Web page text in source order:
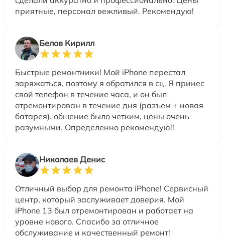
приятные, персонал вежливый. Рекомендую!
Белов Кирилл
Быстрые ремонтники! Мой iPhone перестал
заряжаться, поэтому я обратился в сц. Я принес
свой телефон в течение часа, и он был
отремонтирован в течение дня (разъем + новая
батарея). общение было четким, цены очень
разумными. Определенно рекомендую!!
Николаев Денис
Отличный выбор для ремонта iPhone! Сервисный
центр, который заслуживает доверия. Мой
iPhone 13 был отремонтирован и работает на
уровне нового. Спасибо за отличное
обслуживание и качественный ремонт!